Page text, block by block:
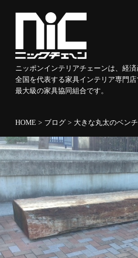
ニッポンインテリアチェーンは、経
全国を代表する家具インテリア専門
最大級の家具協同組合です。
HOME > ブログ > 大きな丸太のベンチ